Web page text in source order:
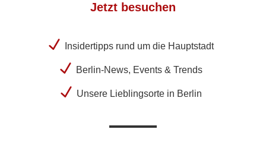
Jetzt besuchen
Insidertipps rund um die Hauptstadt
Berlin-News, Events & Trends
Unsere Lieblingsorte in Berlin